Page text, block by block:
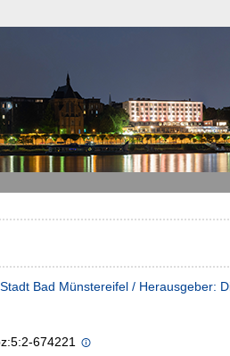
Bad Münstereifel / Herausgeber:
674221